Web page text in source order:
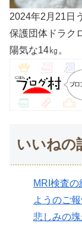
2024年2月21日
保護団体ドラク
陽気な14㎏。
いいねの
MRI検査の
ようのご
悲しみの